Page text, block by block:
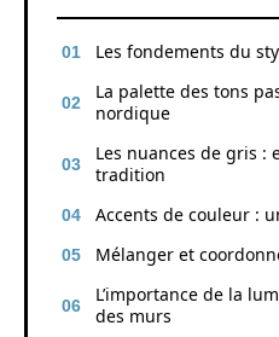
Les fondements du
La palette des tons
nordique
Les nuances de gris :
tradition
Accents de couleur :
Mélanger et
L’importance de la
des murs